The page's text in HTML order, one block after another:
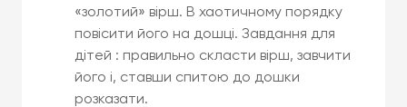
«золотий» вірш. В хаотичному порядку
повісити його на дошці. Завдання для
дітей : правильно скласти вірш, завчити
його і, ставши спитою до дошки
розказати.